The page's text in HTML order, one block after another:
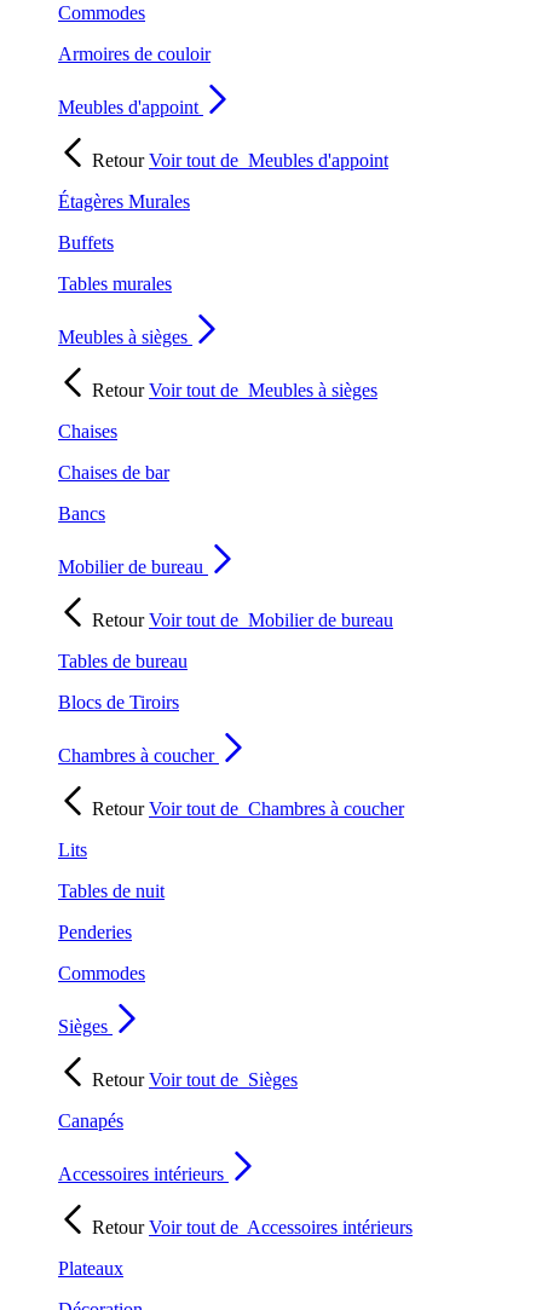
Commodes
Armoires de couloir
Meubles d'appoint
RetourVoir tout de Meubles d'appoint
Étagères Murales
Buffets
Tables murales
Meubles à sièges
RetourVoir tout de Meubles à sièges
Chaises
Chaises de bar
Bancs
Mobilier de bureau
RetourVoir tout de Mobilier de bureau
Tables de bureau
Blocs de Tiroirs
Chambres à coucher
RetourVoir tout de Chambres à coucher
Lits
Tables de nuit
Penderies
Commodes
Sièges
RetourVoir tout de Sièges
Canapés
Accessoires intérieurs
RetourVoir tout de Accessoires intérieurs
Plateaux